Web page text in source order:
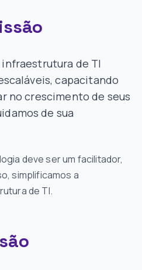
de TI
capacitando
no crescimento de seus
de sua
deve ser um facilitador,
simplificamos a
de TI.